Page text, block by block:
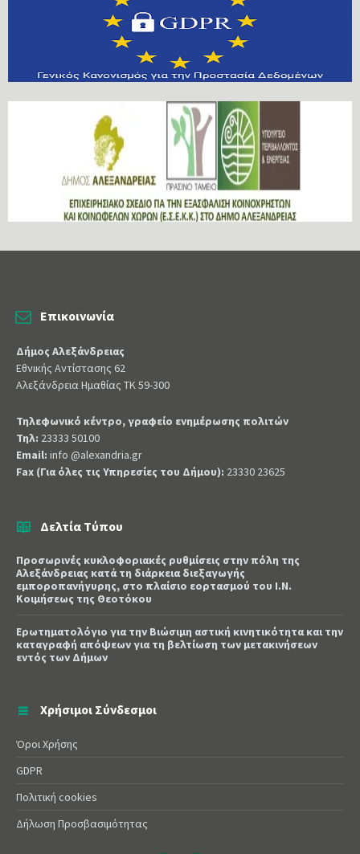
Επικοινωνία
Δήμος Αλεξάνδρειας
Εθνικής Αντίστασης 62
Αλεξάνδρεια Ημαθίας ΤΚ 59-300
Τηλεφωνικό κέντρο, γραφείο ενημέρωσης πολιτών
Τηλ: 23333 50100
Email: info @alexandria.gr
Fax (Για όλες τις Υπηρεσίες του Δήμου): 23330 23625
Δελτία Τύπου
Προσωρινές κυκλοφοριακές ρυθμίσεις στην πόλη της
Αλεξάνδρειας κατά τη διάρκεια διεξαγωγής
εμποροπανήγυρης, στο πλαίσιο εορτασμού του Ι.Ν.
Κοιμήσεως της Θεοτόκου
Ερωτηματολόγιο για την Βιώσιμη αστική κινητικότητα και την
καταγραφή απόψεων για τη βελτίωση των μετακινήσεων
εντός των Δήμων
Χρήσιμοι Σύνδεσμοι
Όροι Χρήσης
GDPR
Πολιτική cookies
Δήλωση Προσβασιμότητας